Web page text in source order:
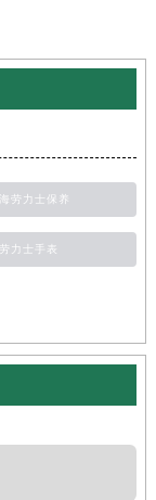
海劳力士保养
劳力士手表